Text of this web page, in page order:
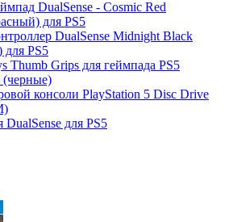
DualSense - Cosmic Red
для PS5
DualSense Midnight Black
для PS5
Thumb Grips для геймпада PS5
(черные)
консоли PlayStation 5 Disc Drive
DualSense для PS5